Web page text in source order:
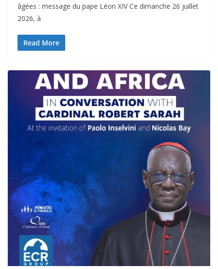
âgées : message du pape Léon XIV Ce dimanche 26 juillet
2026, à
Read More